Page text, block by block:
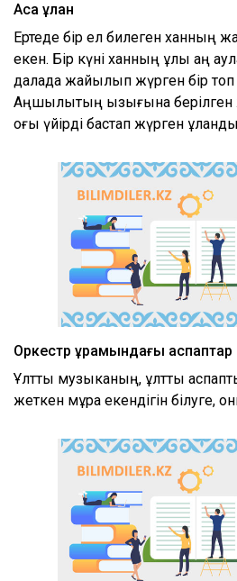
Ақсақ құлан
Ертеде бір ел билеген ханның
екен. Бір күні ханның ұлы аң
далада жайылып жүрген бір топ
Аңшылықтың қызығына берілген
оғы үйірді бастап жүрген
Оркестр құрамындағы аспаптар
Ұлттық музыканың, ұлттық
жеткен мұра екендігін білуге,